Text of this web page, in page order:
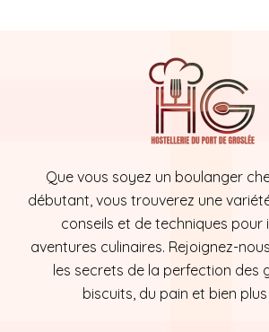
Que vous soyez un boulanger
débutant, vous trouverez une
conseils et de techniques pour
aventures culinaires. Rejoignez-
les secrets de la perfection des
biscuits, du pain et bien